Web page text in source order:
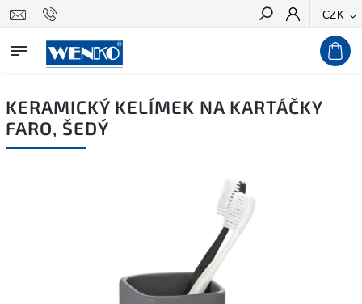
CZK
Hledat
KERAMICKÝ KELÍMEK NA KARTÁČKY
FARO, ŠEDÝ